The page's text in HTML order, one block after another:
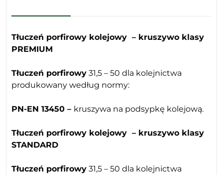
Tłuczeń porfirowy kolejowy – kruszywo klasy
PREMIUM
Tłuczeń porfirowy 31,5 – 50 dla kolejnictwa
produkowany według normy:
PN-EN 13450 – kruszywa na podsypkę kolejową.
Tłuczeń porfirowy kolejowy – kruszywo klasy
STANDARD
Tłuczeń porfirowy 31,5 – 50 dla kolejnictwa